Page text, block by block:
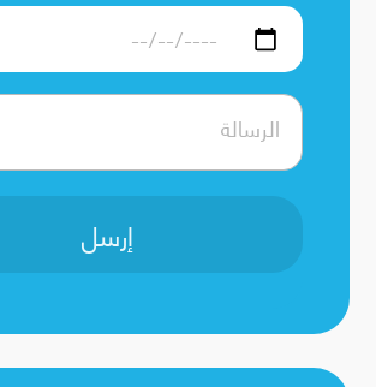
إرسل